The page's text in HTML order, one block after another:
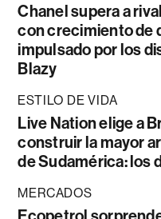
Chanel supera a
con crecimiento de
impulsado por los
Blazy
ESTILO DE VIDA
Live Nation elige a
construir la mayor
de Sudamérica: los
MERCADOS